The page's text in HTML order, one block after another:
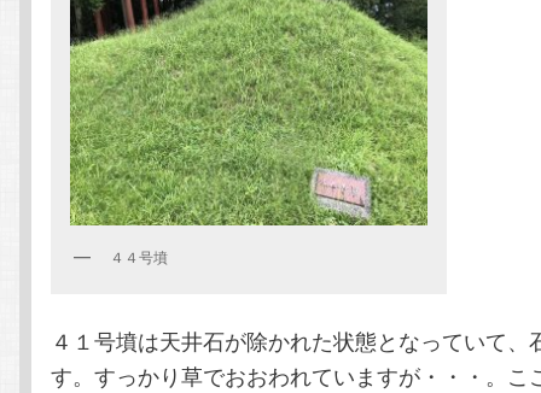
４４号墳
４１号墳は天井石が除かれた状態となっていて、
す。すっかり草でおおわれていますが・・・。こ